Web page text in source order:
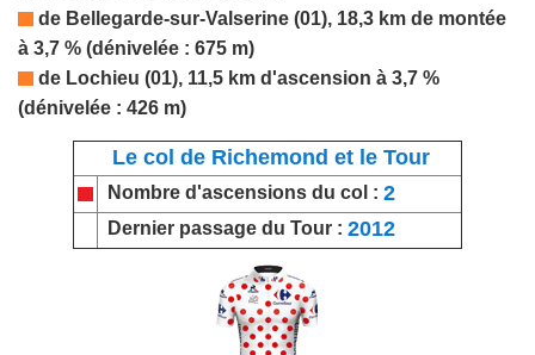
de Bellegarde-sur-Valserine (01), 18,3 km de montée
à 3,7 % (dénivelée : 675 m)
de Lochieu (01), 11,5 km d'ascension à 3,7 %
(dénivelée : 426 m)
Le col de Richemond et le Tour
Nombre d'ascensions du col : 2
Dernier passage du Tour : 2012